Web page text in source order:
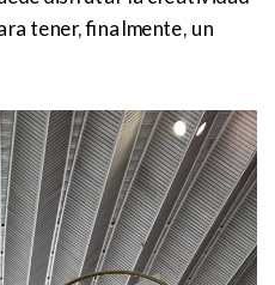
tener, finalmente, un